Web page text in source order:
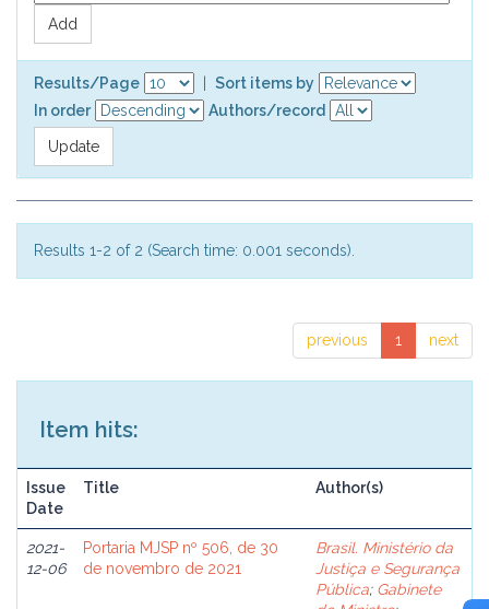
Results/Page
Sort items by
In order
Authors/record
Results 1-2 of 2 (Search time: 0.001 seconds).
previous 1 next
Item hits:
Issue
Date
Title Author(s)
2021-
12-06
Portaria MJSP nº 506, de 30
de novembro de 2021
Brasil. Ministério da
Justiça e Segurança
Pública; Gabinete